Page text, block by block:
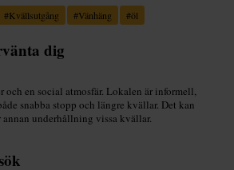
#Kvällsutgång #Vänhäng #öl
dig
och en social atmosfär. Lokalen är informell,
snabba stopp och längre kvällar. Det kan
underhållning vissa kvällar.